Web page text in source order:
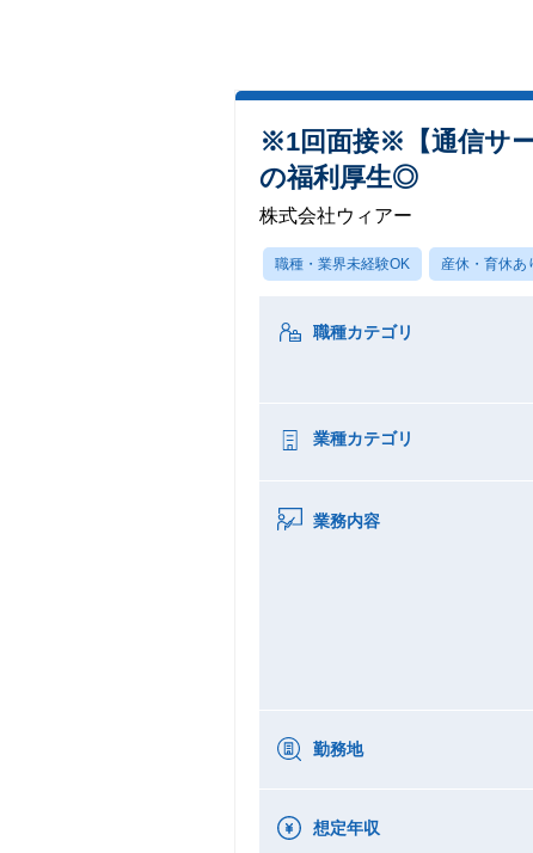
※1回面接※【通信サ
の福利厚生◎
株式会社ウィアー
職種・業界未経験OK 産休・育休あ
職種カテゴリ
業種カテゴリ
業務内容
勤務地
想定年収